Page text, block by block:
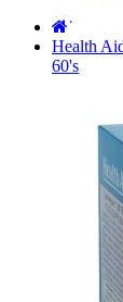
˙
Health
60's